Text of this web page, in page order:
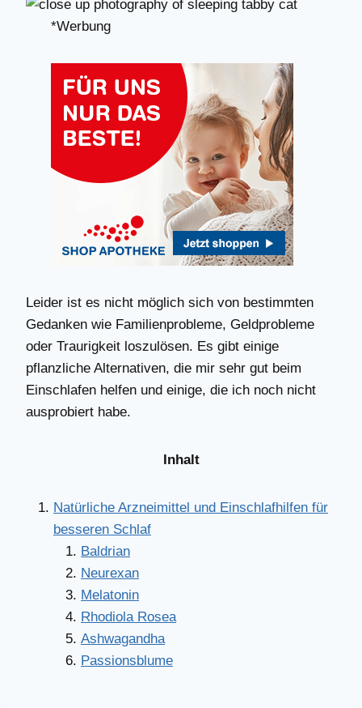
*Werbung
Leider ist es nicht möglich sich von bestimmten
Gedanken wie Familienprobleme, Geldprobleme
oder Traurigkeit loszulösen. Es gibt einige
pflanzliche Alternativen, die mir sehr gut beim
Einschlafen helfen und einige, die ich noch nicht
ausprobiert habe.
Inhalt
Natürliche Arzneimittel und Einschlafhilfen für
besseren Schlaf
Baldrian
Neurexan
Melatonin
Rhodiola Rosea
Ashwagandha
Passionsblume